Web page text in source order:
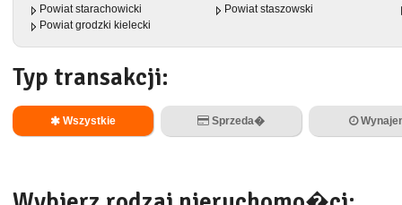
Powiat starachowicki
Powiat staszowski
Powiat grodzki kielecki
Typ transakcji:
Wszystkie Sprzeda�